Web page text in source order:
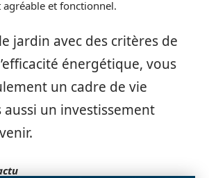
et fonctionnel.
jardin avec des critères de
énergétique, vous
un cadre de vie
un investissement